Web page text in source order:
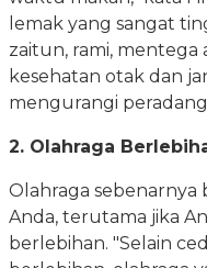
lemak yang sangat
zaitun, rami,
kesehatan otak dan
mengurangi
2. Olahraga
Olahraga
Anda, terutama jika
berlebihan. "Selain